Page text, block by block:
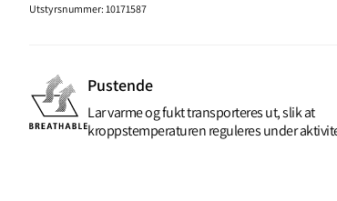
Utstyrsnummer: 10171587
Pustende
Lar varme og fukt transporteres ut, slik at
kroppstemperaturen reguleres under